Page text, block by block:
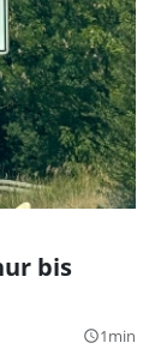
bis
query_builder1min